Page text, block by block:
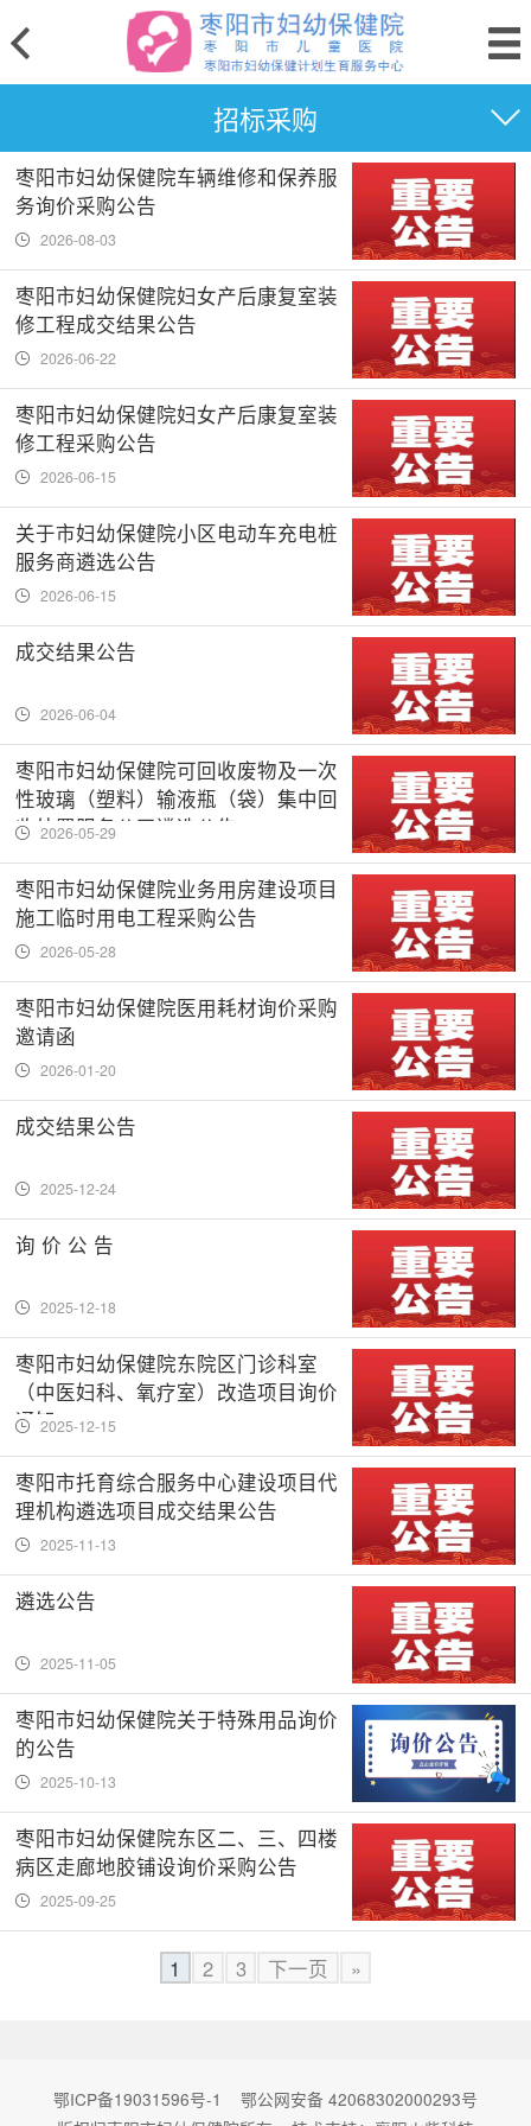
招标采购
枣阳市妇幼保健院车辆维修和保养服
务询价采购公告
2026-08-03
枣阳市妇幼保健院妇女产后康复室装
修工程成交结果公告
2026-06-22
枣阳市妇幼保健院妇女产后康复室装
修工程采购公告
2026-06-15
关于市妇幼保健院小区电动车充电桩
服务商遴选公告
2026-06-15
成交结果公告
2026-06-04
枣阳市妇幼保健院可回收废物及一次
性玻璃（塑料）输液瓶（袋）集中回
收处置服务公司遴选公告
2026-05-29
枣阳市妇幼保健院业务用房建设项目
施工临时用电工程采购公告
2026-05-28
枣阳市妇幼保健院医用耗材询价采购
邀请函
2026-01-20
成交结果公告
2025-12-24
询 价 公 告
2025-12-18
枣阳市妇幼保健院东院区门诊科室
（中医妇科、氧疗室）改造项目询价
通知2025-12-15
枣阳市托育综合服务中心建设项目代
理机构遴选项目成交结果公告
2025-11-13
遴选公告
2025-11-05
枣阳市妇幼保健院关于特殊用品询价
的公告
2025-10-13
枣阳市妇幼保健院东区二、三、四楼
病区走廊地胶铺设询价采购公告
2025-09-25
1 2 3 下一页 »
鄂ICP备19031596号-1
鄂公网安备 42068302000293号